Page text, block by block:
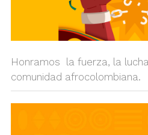
Honramos la fuerza, la
comunidad afrocolombiana.